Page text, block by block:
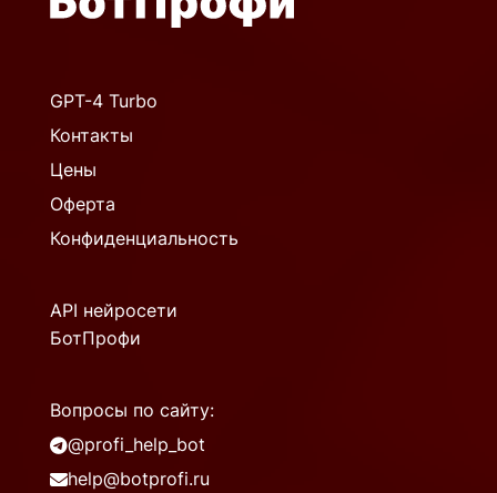
GPT-4 Turbo
Контакты
Цены
Оферта
Конфиденциальность
API нейросети
БотПрофи
Вопросы по сайту:
@profi_help_bot
help@botprofi.ru